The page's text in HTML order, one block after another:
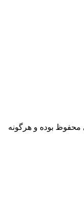
محفوظ بوده و هرگونه